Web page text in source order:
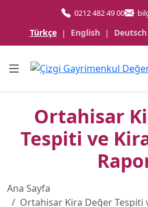
0212 482 49 00
Türkçe | English | Deutsch
Ortahisar
Tespiti ve
Ana Sayfa
Ortahisar Kira Değer Tespiti